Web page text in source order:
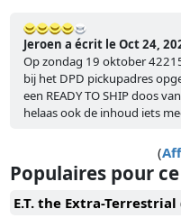
Jeroen a écrit le Oct 24,
Op zondag 19 oktober
bij het DPD pickupadres
een READY TO SHIP doos
helaas ook de inhoud iets
(
Populaires pour
E.T. the Extra-Terrestrial